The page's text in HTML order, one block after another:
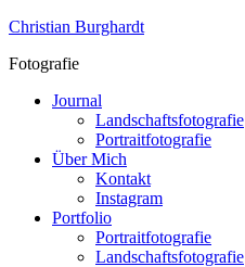
Skip
content
Christian Burghardt
Fotografie
Journal
Landschaftsfotografie
Portraitfotografie
Über Mich
Kontakt
Instagram
Portfolio
Portraitfotografie
Landschaftsfotografie